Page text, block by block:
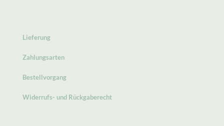
Lieferung
Zahlungsarten
Bestellvorgang
Widerrufs- und Rückgaberecht